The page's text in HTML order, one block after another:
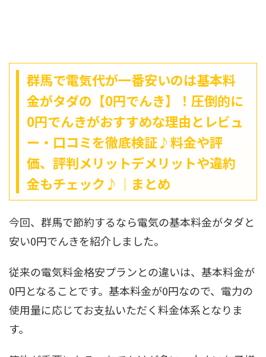
群馬で電気代が一番安いのは基本料
金がタダの【0円でんき】！圧倒的に
0円でんきがおすすめな理由とレビュ
ー・口コミを徹底検証♪料金や評
価、評判メリットデメリットや違約
金もチェック♪｜まとめ
今回、群馬で節約するなら電気の基本料金がタダと
安い0円でんきを紹介しました。
従来の電気料金格安プランとの違いは、基本料金が
0円となることです。基本料金が0円なので、電力の
使用量に応じてお支払いただく料金体系となりま
す。